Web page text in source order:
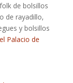
de bolsillos
de rayadillo,
y bolsillos
Palacio de